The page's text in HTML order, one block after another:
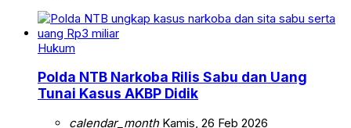
Hukum
Polda NTB Narkoba Rilis Sabu dan Uang
Tunai Kasus AKBP Didik
calendar_monthKamis, 26 Feb 2026